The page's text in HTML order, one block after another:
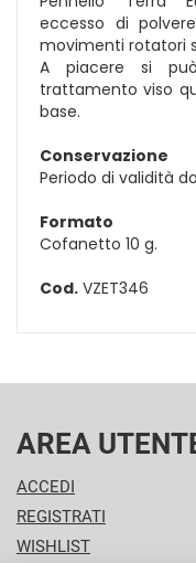
eccesso di
movimenti rotatori
A piacere si
trattamento viso
base.
Conservazione
Periodo di validità
Formato
Cofanetto 10 g.
Cod. VZET346
AREA
ACCEDI
REGISTRATI
WISHLIST